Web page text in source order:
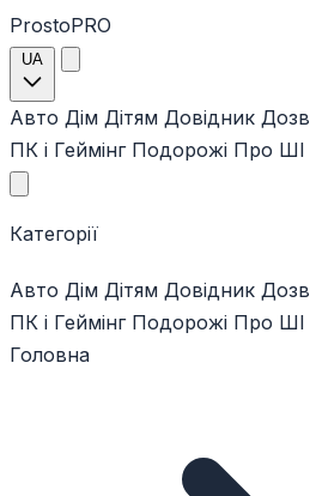
ProstoPRO
UA
Авто Дім Дітям Довідник
ПК і Геймінг Подорожі Про ШІ
Категорії
Авто Дім Дітям Довідник
ПК і Геймінг Подорожі Про ШІ
Головна